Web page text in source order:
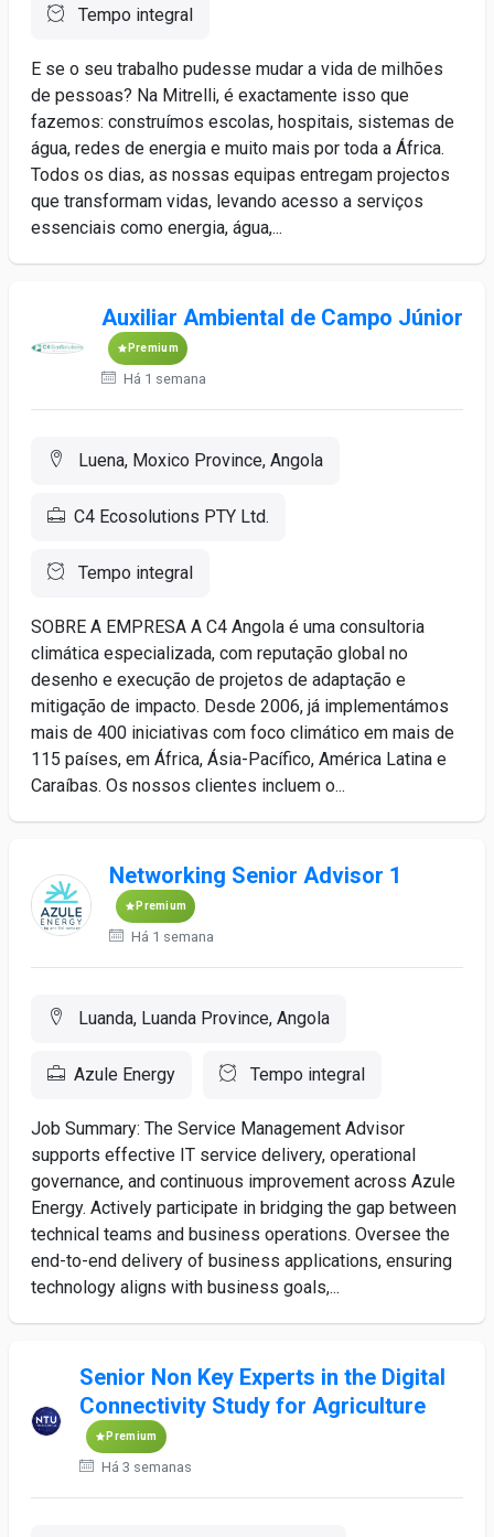
Tempo integral
E se o seu trabalho pudesse mudar a vida de milhões
de pessoas? Na Mitrelli, é exactamente isso que
fazemos: construímos escolas, hospitais, sistemas de
água, redes de energia e muito mais por toda a África.
Todos os dias, as nossas equipas entregam projectos
que transformam vidas, levando acesso a serviços
essenciais como energia, água,...
Auxiliar Ambiental de Campo Júnior
Premium
Há 1 semana
Luena, Moxico Province, Angola
C4 Ecosolutions PTY Ltd.
Tempo integral
SOBRE A EMPRESA A C4 Angola é uma consultoria
climática especializada, com reputação global no
desenho e execução de projetos de adaptação e
mitigação de impacto. Desde 2006, já implementámos
mais de 400 iniciativas com foco climático em mais de
115 países, em África, Ásia-Pacífico, América Latina e
Caraíbas. Os nossos clientes incluem o...
Networking Senior Advisor 1
Premium
Há 1 semana
Luanda, Luanda Province, Angola
Azule Energy Tempo integral
Job Summary: The Service Management Advisor
supports effective IT service delivery, operational
governance, and continuous improvement across Azule
Energy. Actively participate in bridging the gap between
technical teams and business operations. Oversee the
end-to-end delivery of business applications, ensuring
technology aligns with business goals,...
Senior Non Key Experts in the Digital
Connectivity Study for Agriculture
Premium
Há 3 semanas